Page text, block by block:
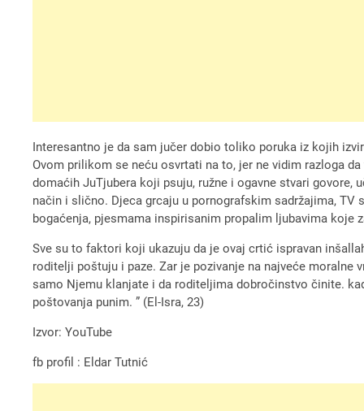
Interesantno je da sam jučer dobio toliko poruka iz kojih
Ovom prilikom se neću osvrtati na to, jer ne vidim razloga
domaćih JuTjubera koji psuju, ružne i ogavne stvari govore,
način i slično. Djeca grcaju u pornografskim sadržajima,
bogaćenja, pjesmama inspirisanim propalim ljubavima koje
Sve su to faktori koji ukazuju da je ovaj crtić ispravan
roditelji poštuju i paze. Zar je pozivanje na najveće moralne
samo Njemu klanjate i da roditeljima dobročinstvo činite.
poštovanja punim. ” (El-Isra, 23)
Izvor: YouTube
fb profil : Eldar Tutnić